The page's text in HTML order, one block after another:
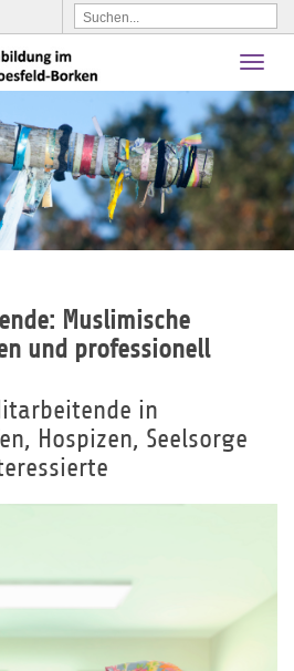
Muslimische
und professionell
in
Hospizen, Seelsorge